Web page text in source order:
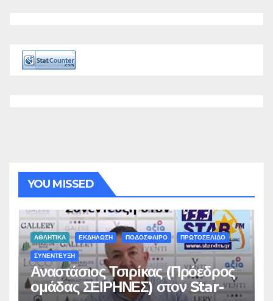
YOU MISSED
ΑΘΛΗΤΙΚΑ ΕΚΔΗΛΩΣΗ ΠΟΔΟΣΦΑΙΡΟ ΠΡΩΤΟΣΕΛΙΔΟ
ΣΥΝΕΝΤΕΥΞΗ
Αναστάσιος Τσιρίκας (Πρόεδρος
ομάδας ΣΕΙΡΗΝΕΣ) στον Star-